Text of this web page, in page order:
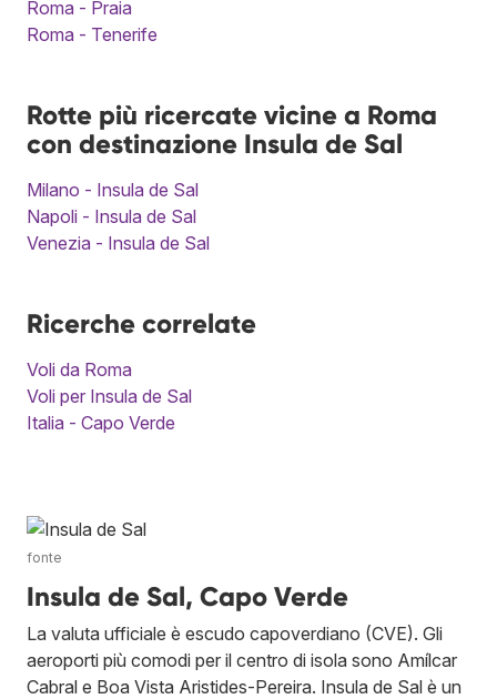
Roma - Praia
Roma - Tenerife
Rotte più ricercate vicine a Roma
con destinazione Insula de Sal
Milano - Insula de Sal
Napoli - Insula de Sal
Venezia - Insula de Sal
Ricerche correlate
Voli da Roma
Voli per Insula de Sal
Italia - Capo Verde
fonte
Insula de Sal, Capo Verde
La valuta ufficiale è escudo capoverdiano (CVE). Gli
aeroporti più comodi per il centro di isola sono Amílcar
Cabral e Boa Vista Aristides-Pereira. Insula de Sal è un